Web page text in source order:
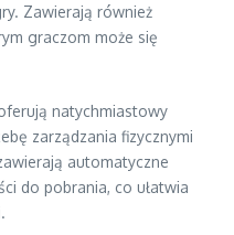
Zawierają również
graczom może się
natychmiastowy
zarządzania fizycznymi
automatyczne
do pobrania, co ułatwia